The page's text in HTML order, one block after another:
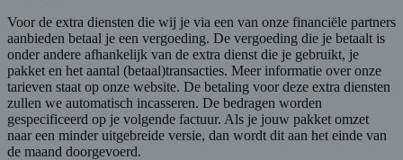
Voor de extra diensten die wij je via een van onze financiële partners
aanbieden betaal je een vergoeding. De vergoeding die je betaalt is
onder andere afhankelijk van de extra dienst die je gebruikt, je
pakket en het aantal (betaal)transacties. Meer informatie over onze
tarieven staat op onze website. De betaling voor deze extra diensten
zullen we automatisch incasseren. De bedragen worden
gespecificeerd op je volgende factuur. Als je jouw pakket omzet
naar een minder uitgebreide versie, dan wordt dit aan het einde van
de maand doorgevoerd.